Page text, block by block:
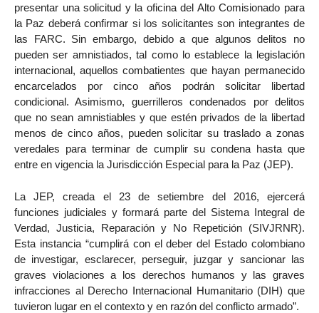
presentar una solicitud y la oficina del Alto Comisionado para
la Paz deberá confirmar si los solicitantes son integrantes de
las FARC. Sin embargo, debido a que algunos delitos no
pueden ser amnistiados, tal como lo establece la legislación
internacional, aquellos combatientes que hayan permanecido
encarcelados por cinco años podrán solicitar libertad
condicional. Asimismo, guerrilleros condenados por delitos
que no sean amnistiables y que estén privados de la libertad
menos de cinco años, pueden solicitar su traslado a zonas
veredales para terminar de cumplir su condena hasta que
entre en vigencia la Jurisdicción Especial para la Paz (JEP).
La JEP, creada el 23 de setiembre del 2016, ejercerá
funciones judiciales y formará parte del Sistema Integral de
Verdad, Justicia, Reparación y No Repetición (SIVJRNR).
Esta instancia “cumplirá con el deber del Estado colombiano
de investigar, esclarecer, perseguir, juzgar y sancionar las
graves violaciones a los derechos humanos y las graves
infracciones al Derecho Internacional Humanitario (DIH) que
tuvieron lugar en el contexto y en razón del conflicto armado”.